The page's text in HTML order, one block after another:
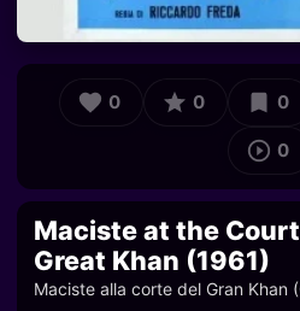
0 0 0
0
Maciste at the
Great Khan (1961)
Maciste alla corte del Gran Khan